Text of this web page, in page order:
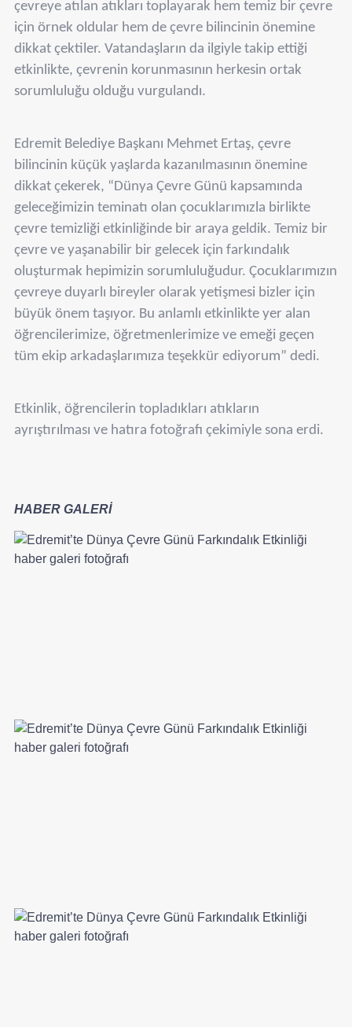
çevreye atılan atıkları toplayarak hem temiz bir çevre
için örnek oldular hem de çevre bilincinin önemine
dikkat çektiler. Vatandaşların da ilgiyle takip ettiği
etkinlikte, çevrenin korunmasının herkesin ortak
sorumluluğu olduğu vurgulandı.
Edremit Belediye Başkanı Mehmet Ertaş, çevre
bilincinin küçük yaşlarda kazanılmasının önemine
dikkat çekerek, “Dünya Çevre Günü kapsamında
geleceğimizin teminatı olan çocuklarımızla birlikte
çevre temizliği etkinliğinde bir araya geldik. Temiz bir
çevre ve yaşanabilir bir gelecek için farkındalık
oluşturmak hepimizin sorumluluğudur. Çocuklarımızın
çevreye duyarlı bireyler olarak yetişmesi bizler için
büyük önem taşıyor. Bu anlamlı etkinlikte yer alan
öğrencilerimize, öğretmenlerimize ve emeği geçen
tüm ekip arkadaşlarımıza teşekkür ediyorum” dedi.
Etkinlik, öğrencilerin topladıkları atıkların
ayrıştırılması ve hatıra fotoğrafı çekimiyle sona erdi.
HABER GALERİ